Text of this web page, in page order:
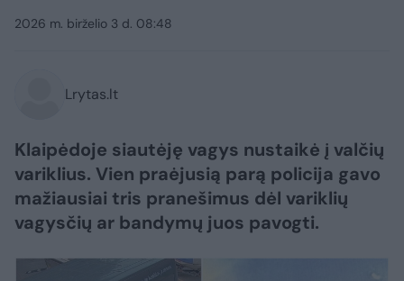
2026 m. birželio 3 d. 08:48
Lrytas.lt
Klaipėdoje siautėję vagys nustaikė į valčių
variklius. Vien praėjusią parą policija gavo
mažiausiai tris pranešimus dėl variklių
vagysčių ar bandymų juos pavogti.